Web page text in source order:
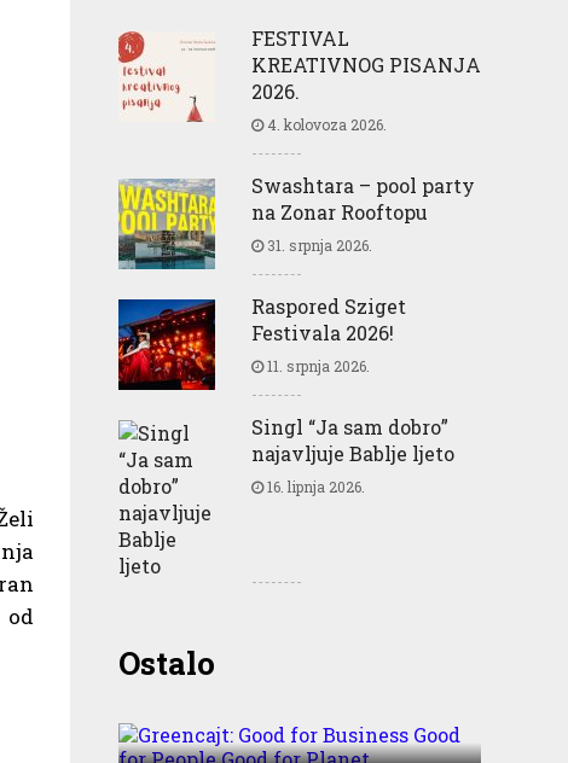
FESTIVAL
KREATIVNOG PISANJA
2026.
4. kolovoza 2026.
Swashtara – pool party
na Zonar Rooftopu
31. srpnja 2026.
Raspored Sziget
Festivala 2026!
11. srpnja 2026.
Singl “Ja sam dobro”
najavljuje Bablje ljeto
16. lipnja 2026.
OstaloGreencajt: Good for
Business Good for People